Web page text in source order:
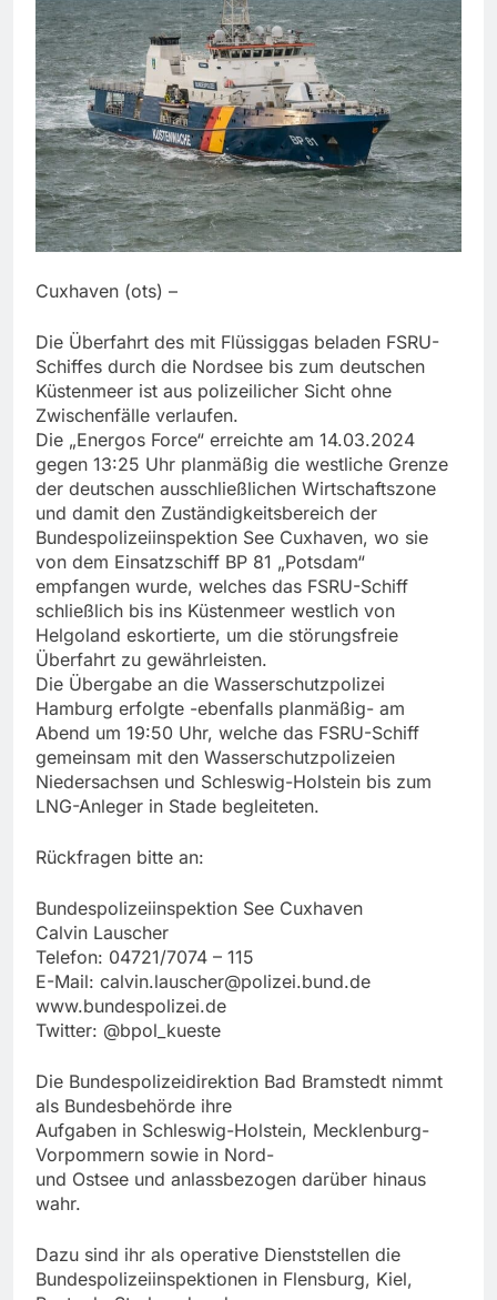
Cuxhaven (ots) –
Die Überfahrt des mit Flüssiggas beladen FSRU-
Schiffes durch die Nordsee bis zum deutschen
Küstenmeer ist aus polizeilicher Sicht ohne
Zwischenfälle verlaufen.
Die „Energos Force“ erreichte am 14.03.2024
gegen 13:25 Uhr planmäßig die westliche Grenze
der deutschen ausschließlichen Wirtschaftszone
und damit den Zuständigkeitsbereich der
Bundespolizeiinspektion See Cuxhaven, wo sie
von dem Einsatzschiff BP 81 „Potsdam“
empfangen wurde, welches das FSRU-Schiff
schließlich bis ins Küstenmeer westlich von
Helgoland eskortierte, um die störungsfreie
Überfahrt zu gewährleisten.
Die Übergabe an die Wasserschutzpolizei
Hamburg erfolgte -ebenfalls planmäßig- am
Abend um 19:50 Uhr, welche das FSRU-Schiff
gemeinsam mit den Wasserschutzpolizeien
Niedersachsen und Schleswig-Holstein bis zum
LNG-Anleger in Stade begleiteten.
Rückfragen bitte an:
Bundespolizeiinspektion See Cuxhaven
Calvin Lauscher
Telefon: 04721/7074 – 115
E-Mail: calvin.lauscher@polizei.bund.de
www.bundespolizei.de
Twitter: @bpol_kueste
Die Bundespolizeidirektion Bad Bramstedt nimmt
als Bundesbehörde ihre
Aufgaben in Schleswig-Holstein, Mecklenburg-
Vorpommern sowie in Nord-
und Ostsee und anlassbezogen darüber hinaus
wahr.
Dazu sind ihr als operative Dienststellen die
Bundespolizeiinspektionen in Flensburg, Kiel,